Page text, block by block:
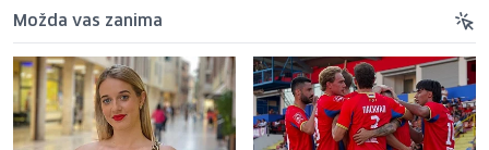
Možda vas zanima